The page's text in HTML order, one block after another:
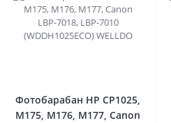
Фотобарабан HP CP1025,
M175, M176, M177, Canon